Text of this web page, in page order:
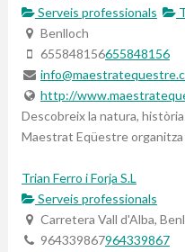
Serveis professionals
Benlloch
655848156655848156
http://
Descobreix la natura,
Maestrat Eqüestre organitza
Trian Ferro i Forja S.L
Serveis professionals
Carretera Vall d'Alba,
964339867964339867